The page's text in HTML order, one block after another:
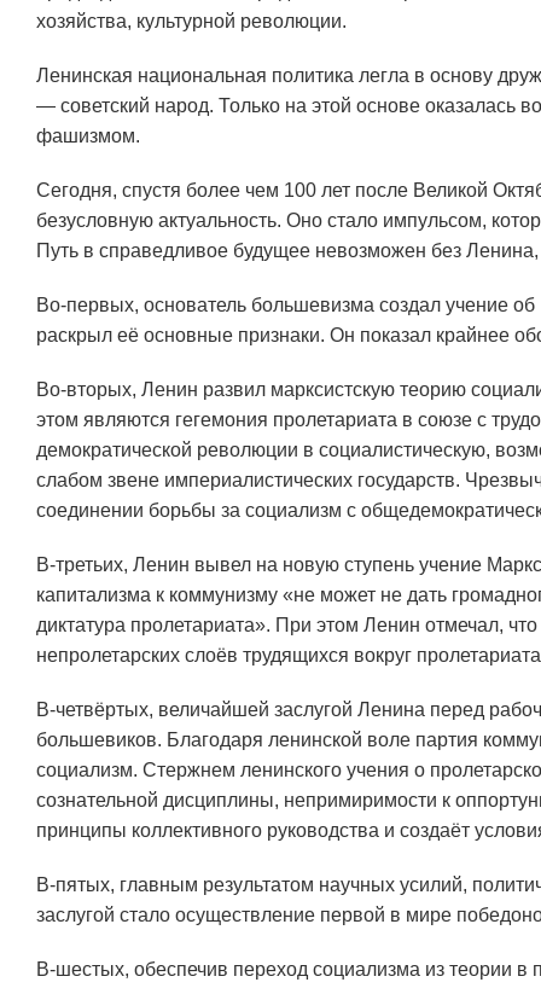
хозяйства, культурной революции.
Ленинская национальная политика легла в основу
— советский народ. Только на этой основе
фашизмом.
Сегодня, спустя более чем 100 лет после Великой
безусловную актуальность. Оно стало импульсом,
Путь в справедливое будущее невозможен без Ленина,
Во-первых, основатель большевизма создал учение
раскрыл её основные признаки. Он показал крайнее
Во-вторых, Ленин развил марксистскую теорию
этом являются гегемония пролетариата в союзе с
демократической революции в социалистическую,
слабом звене империалистических государств.
соединении борьбы за социализм с
В-третьих, Ленин вывел на новую ступень учение
капитализма к коммунизму «не может не дать
диктатура пролетариата». При этом Ленин отмечал,
непролетарских слоёв трудящихся вокруг
В-четвёртых, величайшей заслугой Ленина перед
большевиков. Благодаря ленинской воле партия
социализм. Стержнем ленинского учения о
сознательной дисциплины, непримиримости к
принципы коллективного руководства и создаёт
В-пятых, главным результатом научных усилий,
заслугой стало осуществление первой в мире
В-шестых, обеспечив переход социализма из теории в